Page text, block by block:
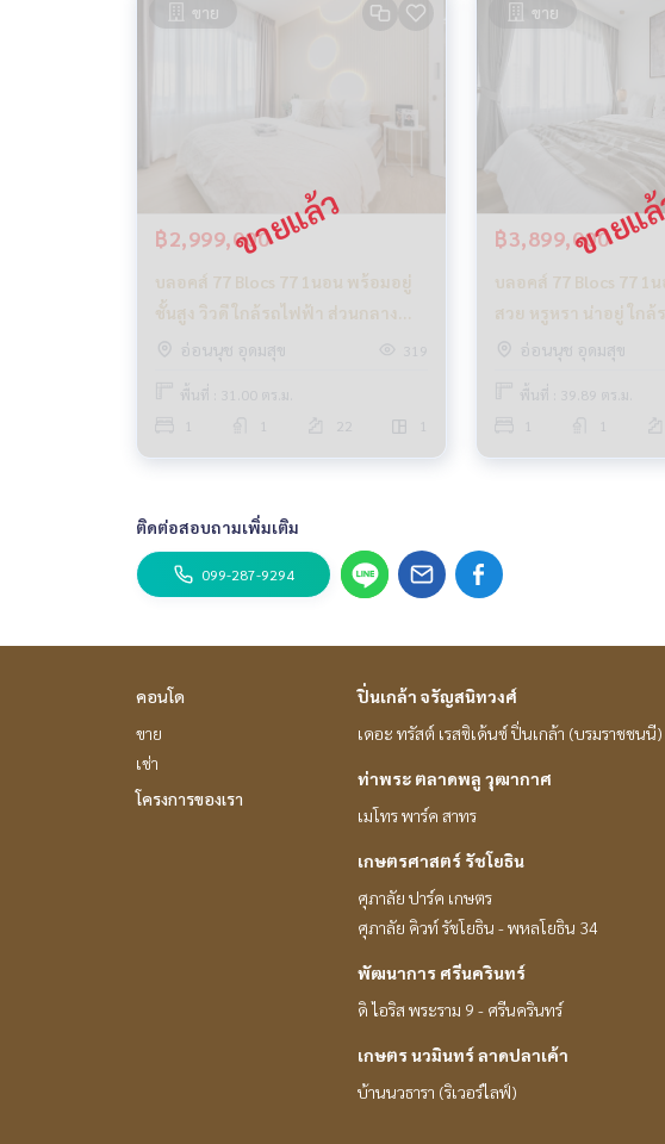
ขาย
฿2,999,000
บลอคส์ 77 Blocs 77 1นอน พร้อมอยู่
ชั้นสูง วิวดี ใกล้รถไฟฟ้า ส่วนกลาง
ครบ_Do587
อ่อนนุช อุดมสุข 319
พื้นที่ : 31.00 ตร.ม.
ขาย
฿3,899,000
บลอคส์ 77 Blocs 77 1นอน ห้องใหญ่
สวย หรูหรา น่าอยู่ ใกล้
กลางจัดเต็ม
อ่อนนุช อุดมสุข
พื้นที่ : 39.89 ตร.ม.
ติดต่อสอบถามเพิ่มเติม
099-287-9294
คอนโด
ขาย
เช่า
โครงการของเรา
ปิ่นเกล้า จรัญสนิทวงศ์
เดอะ ทรัสต์ เรสซิเด้นซ์ ปิ่นเกล้า (บรมราชชนนี)
ท่าพระ ตลาดพลู วุฒากาศ
เมโทร พาร์ค สาทร
เกษตรศาสตร์ รัชโยธิน
ศุภาลัย ปาร์ค เกษตร
ศุภาลัย คิวท์ รัชโยธิน - พหลโยธิน 34
พัฒนาการ ศรีนครินทร์
ดิ ไอริส พระราม 9 - ศรีนครินทร์
เกษตร นวมินทร์ ลาดปลาเค้า
บ้านนวธารา (ริเวอร์ไลฟ์)